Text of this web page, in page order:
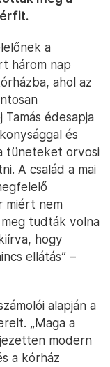
a
három nap
ahol az
édesapja
és
tüneteket orvosi
A család a mai
miért nem
tudták volna
hogy
ellátás” –
alapján a
„Maga a
modern
a kórház